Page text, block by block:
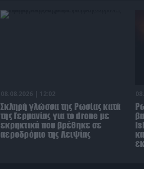
08.08.2026 | 12:02
Σκληρή γλώσσα της Ρωσίας κατά
της Γερμανίας για το drone με
εκρηκτικά που βρέθηκε σε
αεροδρόμιο της Λειψίας